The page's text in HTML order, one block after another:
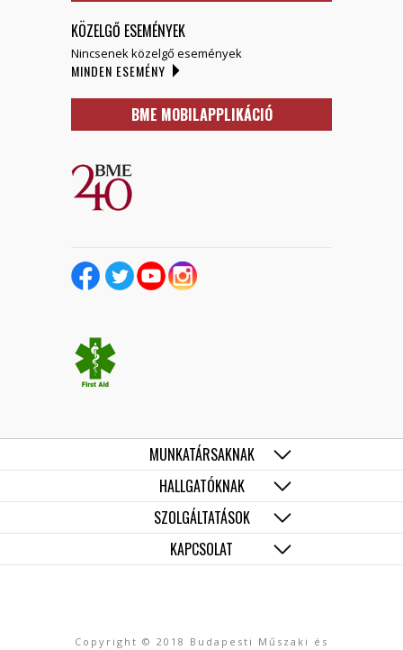
KÖZELGŐ ESEMÉNYEK
Nincsenek közelgő események
MINDEN ESEMÉNY
BME MOBILAPPLIKÁCIÓ
MUNKATÁRSAKNAK
HALLGATÓKNAK
SZOLGÁLTATÁSOK
KAPCSOLAT
Copyright © 2018 Budapesti Műszaki és